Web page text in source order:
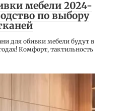
мебели 2024-
по выбору
для обивки мебели будут в
Комфорт, тактильность